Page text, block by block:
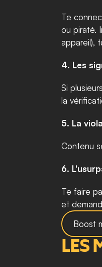
Te
ou piraté.
appareil),
4. Les
Si
la
5. La
Contenu
6.
Te faire
et
Boost
LES